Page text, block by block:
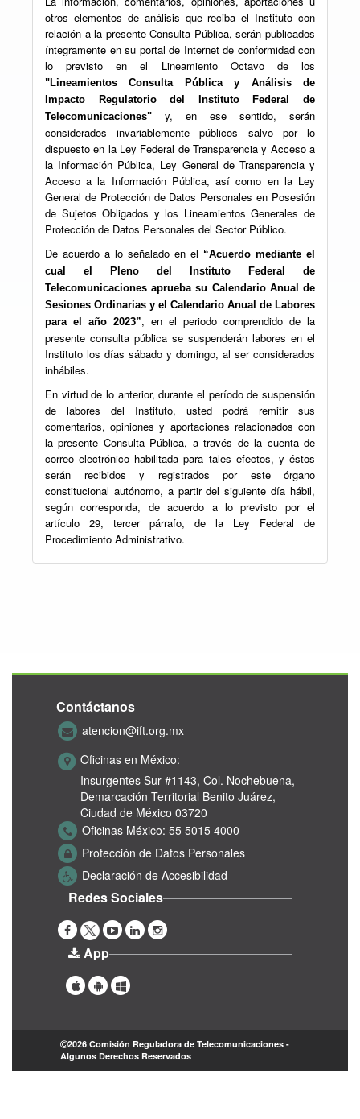
otros elementos de análisis que reciba el Instituto con
relación a la presente Consulta Pública, serán publicados
íntegramente en su portal de Internet de conformidad con
lo previsto en el Lineamiento Octavo de los
"Lineamientos Consulta Pública y Análisis de
Impacto Regulatorio del Instituto Federal de
Telecomunicaciones"
y, en ese sentido, serán
considerados invariablemente públicos salvo por lo
dispuesto en la Ley Federal de Transparencia y Acceso a
la Información Pública, Ley General de Transparencia y
Acceso a la Información Pública, así como en la Ley
General de Protección de Datos Personales en Posesión
de Sujetos Obligados y los Lineamientos Generales de
Protección de Datos Personales del Sector Público.
De acuerdo a lo señalado en el “Acuerdo mediante el
cual el Pleno del Instituto Federal de
Telecomunicaciones aprueba su Calendario Anual de
Sesiones Ordinarias y el Calendario Anual de Labores
para el año 2023”, en el periodo comprendido de la
presente consulta pública se suspenderán labores en el
Instituto los días sábado y domingo, al ser considerados
inhábiles.
En virtud de lo anterior, durante el período de suspensión
de labores del Instituto, usted podrá remitir sus
comentarios, opiniones y aportaciones relacionados con
la presente Consulta Pública, a través de la cuenta de
correo electrónico habilitada para tales efectos, y éstos
serán recibidos y registrados por este órgano
constitucional autónomo, a partir del siguiente día hábil,
según corresponda, de acuerdo a lo previsto por el
artículo 29, tercer párrafo, de la Ley Federal de
Procedimiento Administrativo.
Contáctanos
atencion@ift.org.mx
Oficinas en México:
Insurgentes Sur #1143, Col. Nochebuena,
Demarcación Territorial Benito Juárez,
Ciudad de México 03720
Oficinas México: 55 5015 4000
Protección de Datos Personales
Declaración de Accesibilidad
Redes Sociales
App
2026 Comisión Reguladora de Telecomunicaciones -
Algunos Derechos Reservados